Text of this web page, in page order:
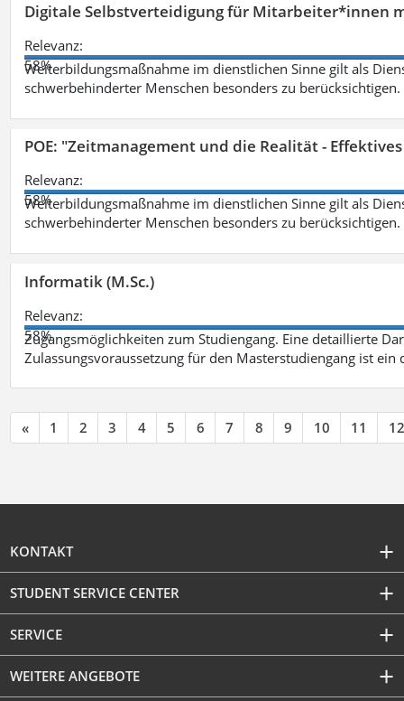
Digitale Selbstverteidigung für Mitarbeiter*innen
Relevanz:
58%
Weiterbildungsmaßnahme im dienstlichen Sinne gilt als
schwerbehinderter Menschen besonders zu berücksichtigen.
POE: "Zeitmanagement und die Realität -
Relevanz:
58%
Weiterbildungsmaßnahme im dienstlichen Sinne gilt als
schwerbehinderter Menschen besonders zu berücksichtigen.
Informatik (M.Sc.)
Relevanz:
58%
Zugangsmöglichkeiten zum Studiengang. Eine detaillierte
Zulassungsvoraussetzung für den Masterstudiengang ist
« 1 2 3 4 5 6 7 8 9 10 11 12
KONTAKT
STUDENT SERVICE CENTER
SERVICE
WEITERE ANGEBOTE